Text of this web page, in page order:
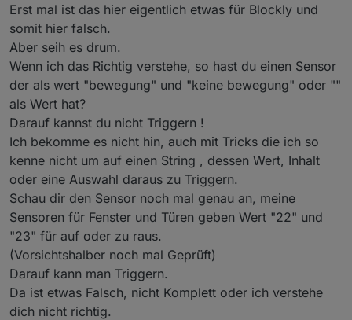
Deutsche mich ab und an mal verwirrt und nicht
eindeutig ist.
Na ja auch Probieren hilft ab und an.
Ich nehme mein Licht im Zimmer und trigger damit
um einige Funktionen zu testen die ich nicht
verstanden habe (Zumindest in der Anfangsfase).
Da ich aber von einer Grafischen
mit gemacht habe ist das etwas einfacher.
Auch Beruflich wahr ich mit Automation und
Prüftechnik beschäftigt und bin so vorbelastet.
Wenn man ohne Vorkenntnis da reingeworfen wird
ist das ein Berg von Fragen die schwer zu
beantworten sind da Doku meinst nur in Englisch
vorliegt oder zu hochgestochen und Teilweise gar
nicht vorhanden ist.
Also Probieren, immer in kleinen Happen damit es
nicht zu Unübersichtlich wird.
Wird wohl nur über Variable gehen. Aber in Variblen
kann ich z.B. eine neu Variable "Garage" erstellen und
Datenpunkt verbunden.
Da ist schon mein erstes Problem. Dann der Wert. Du
hast das Ding aus "Mathematik" gezogen. Ich brauche
einen Textwert, Wenn die Garage sich bewegt, wird
der Datenpukt zu "bewegung".
Kann ich dafür einfach die Funktion Text "bewegung"
einbinden?
Erst mal ist das hier eigentlich etwas für Blockly und
somit hier falsch.
Aber seih es drum.
Wenn ich das Richtig verstehe, so hast du einen Sensor
der als wert "bewegung" und "keine bewegung" oder ""
als Wert hat?
Darauf kannst du nicht Triggern !
Ich bekomme es nicht hin, auch mit Tricks die ich so
kenne nicht um auf einen String , dessen Wert, Inhalt
oder eine Auswahl daraus zu Triggern.
Schau dir den Sensor noch mal genau an, meine
Sensoren für Fenster und Türen geben Wert "22" und
"23" für auf oder zu raus.
(Vorsichtshalber noch mal Geprüft)
Darauf kann man Triggern.
Da ist etwas Falsch, nicht Komplett oder ich verstehe
dich nicht richtig.